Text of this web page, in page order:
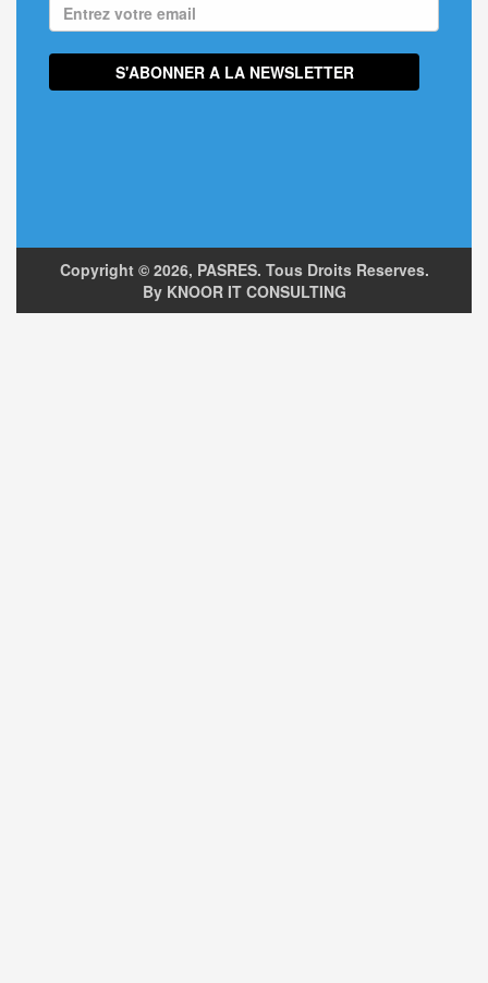
Copyright © 2026, PASRES. Tous Droits Reserves.
By KNOOR IT CONSULTING